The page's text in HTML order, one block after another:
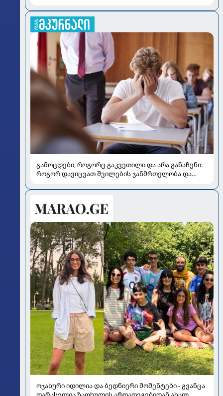
გამოცდები, როგორც გაკვეთილი და არა განაჩენი:
როგორ დავიცვათ შვილების ჯანმრთელობა და
ოჯახური იდილია და ბედნიერი მომენტები - გვანცა